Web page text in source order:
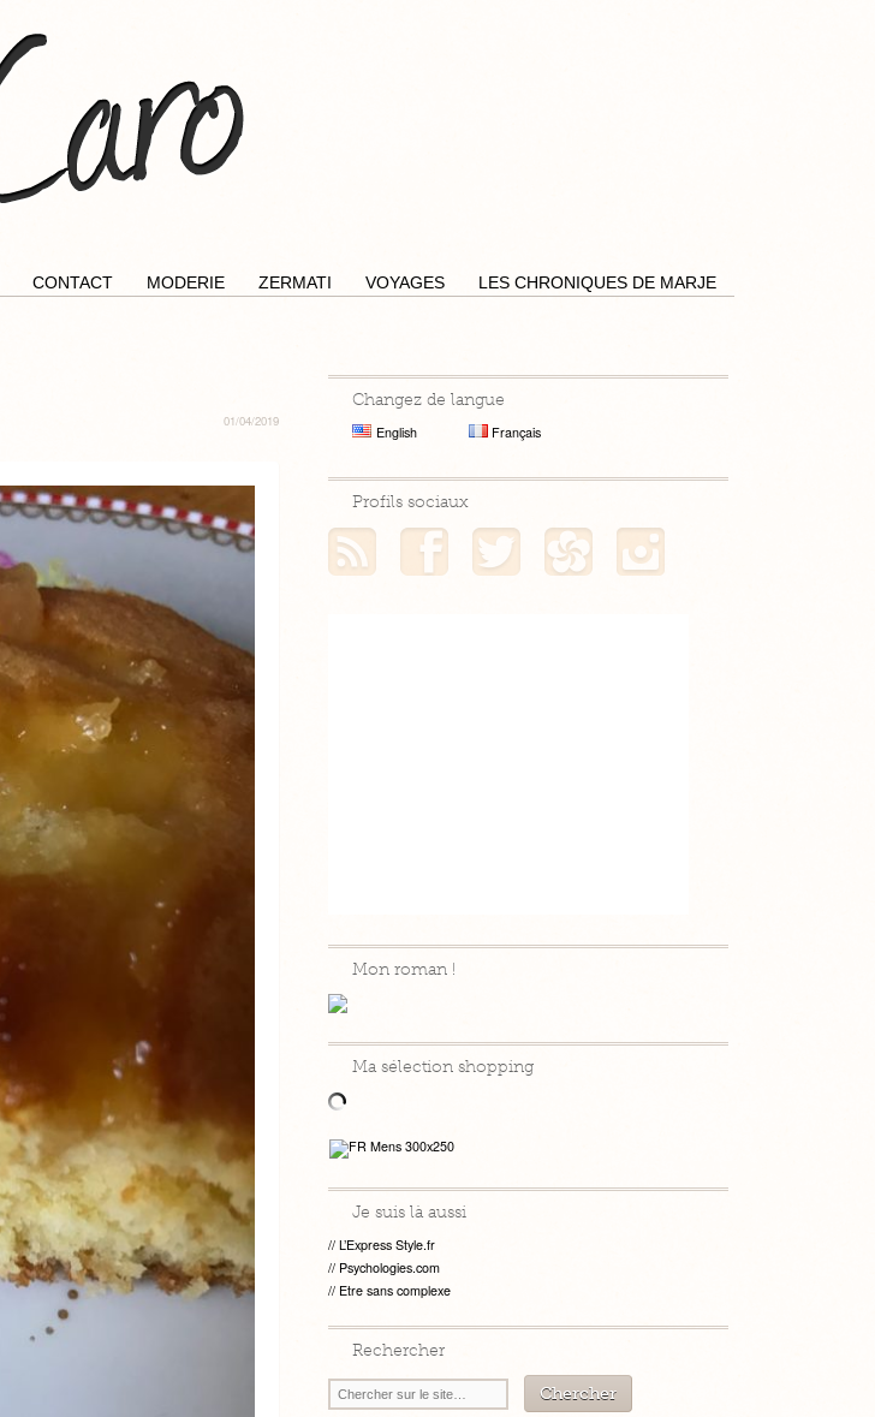
CONTACT MODERIE ZERMATI VOYAGES LES CHRONIQUES DE MARJE
01/04/2019
Changez de langue
English Français
Profils sociaux
Mon flux RSS Mon profil FacebookMon profil TwitterMon profil Hellocoton
Mon roman !
Ma sélection shopping
Je suis là aussi
L’Express Style.fr
Psychologies.com
Etre sans complexe
Rechercher